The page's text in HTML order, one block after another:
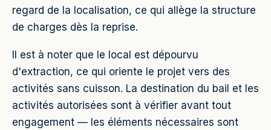
regard de la localisation, ce qui allège la structure
de charges dès la reprise.
Il est à noter que le local est dépourvu
d'extraction, ce qui oriente le projet vers des
activités sans cuisson. La destination du bail et les
activités autorisées sont à vérifier avant tout
engagement — les éléments nécessaires sont